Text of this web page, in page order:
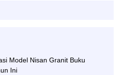
Model Nisan Granit Buku
Ini